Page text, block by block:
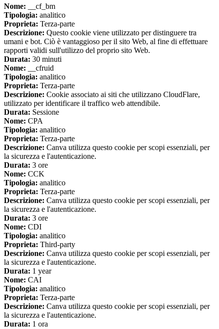
Nome: __cf_bm
Tipologia: analitico
Proprieta: Terza-parte
Descrizione: Questo cookie viene utilizzato per distinguere tra
umani e bot. Ciò è vantaggioso per il sito Web, al fine di effettuare
rapporti validi sull'utilizzo del proprio sito Web.
Durata: 30 minuti
Nome: __cfruid
Tipologia: analitico
Proprieta: Terza-parte
Descrizione: Cookie associato ai siti che utilizzano CloudFlare,
utilizzato per identificare il traffico web attendibile.
Durata: Sessione
Nome: CPA
Tipologia: analitico
Proprieta: Terza-parte
Descrizione: Canva utilizza questo cookie per scopi essenziali, per
la sicurezza e l'autenticazione.
Durata: 3 ore
Nome: CCK
Tipologia: analitico
Proprieta: Terza-parte
Descrizione: Canva utilizza questo cookie per scopi essenziali, per
la sicurezza e l'autenticazione.
Durata: 3 ore
Nome: CDI
Tipologia: analitico
Proprieta: Third-party
Descrizione: Canva utilizza questo cookie per scopi essenziali, per
la sicurezza e l'autenticazione.
Durata: 1 year
Nome: CAI
Tipologia: analitico
Proprieta: Terza-parte
Descrizione: Canva utilizza questo cookie per scopi essenziali, per
la sicurezza e l'autenticazione.
Durata: 1 ora